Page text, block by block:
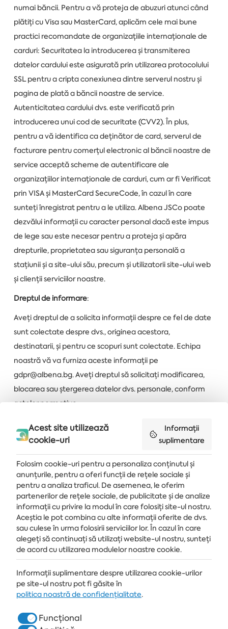
numai băncii. Pentru a vă proteja de abuzuri atunci când
plătiți cu Visa sau MasterCard, aplicăm cele mai bune
practici recomandate de organizațiile internaționale de
carduri: Securitatea la introducerea și transmiterea
datelor cardului este asigurată prin utilizarea protocolului
SSL pentru a cripta conexiunea dintre serverul nostru și
pagina de plată a băncii noastre de service.
Autenticitatea cardului dvs. este verificată prin
introducerea unui cod de securitate (CVV2). În plus,
pentru a vă identifica ca deținător de card, serverul de
facturare pentru comerțul electronic al băncii noastre de
service acceptă scheme de autentificare ale
organizațiilor internaționale de carduri, cum ar fi Verificat
prin VISA și MasterCard SecureCode, în cazul în care
sunteți înregistrat pentru a le utiliza. Albena JSCo poate
dezvălui informații cu caracter personal dacă este impus
de lege sau este necesar pentru a proteja și apăra
drepturile, proprietatea sau siguranța personală a
stațiunii și a site-ului său, precum și utilizatorii site-ului web
și clienții serviciilor noastre.
Dreptul de informare:
Aveți dreptul de a solicita informații despre ce fel de date
sunt colectate despre dvs., originea acestora,
destinatarii, și pentru ce scopuri sunt colectate. Echipa
noastră vă va furniza aceste informații pe
gdpr@albena.bg. Aveți dreptul să solicitați modificarea,
blocarea sau ștergerea datelor dvs. personale, conform
actelor normative.
Important!! Pentru entitatea juridică: furnizați detaliile
companiei dvs. în câmpul „Comentariu”.
PRIVACY POLICY
Primește ultimele știri și oferte livrate direct în căsuța de e-mail
MĂ ABONEZ
STAȚIUNE
ALBENA.BG
Acest site utilizează
cookie-uri
Informații
suplimentare
Folosim cookie-uri pentru a personaliza conținutul și
anunțurile, pentru a oferi funcții de rețele sociale și
pentru a analiza traficul. De asemenea, le oferim
partenerilor de rețele sociale, de publicitate și de analize
informații cu privire la modul în care folosiți site-ul nostru.
Aceștia le pot combina cu alte informații oferite de dvs.
sau culese în urma folosirii serviciilor lor. În cazul în care
alegeți să continuați să utilizați website-ul nostru, sunteți
de acord cu utilizarea modulelor noastre cookie.
Informații suplimentare despre utilizarea cookie-urilor
pe site-ul nostru pot fi găsite în
politica noastră de confidențialitate.
Funcțional